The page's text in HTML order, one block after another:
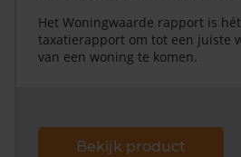
Het Woningwaarde rapport is
taxatierapport om tot een juiste
van een woning te komen.
Bekijk product